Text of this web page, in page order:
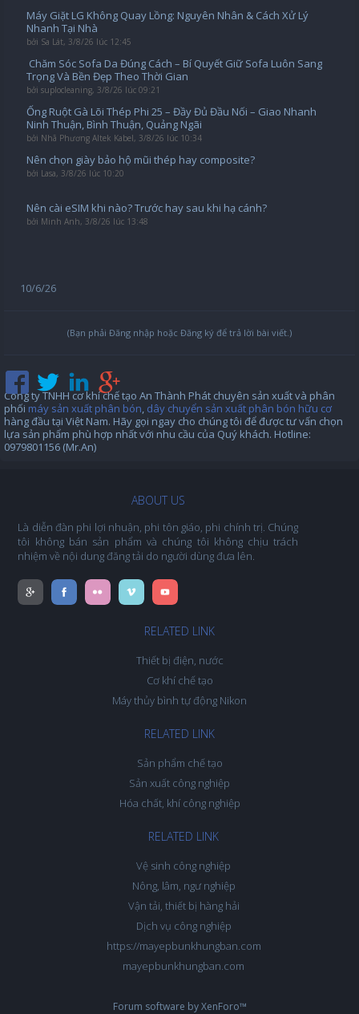
Máy Giặt LG Không Quay Lồng: Nguyên Nhân & Cách Xử Lý
Nhanh Tại Nhà
bởi Sa Lát, 3/8/26 lúc 12:45
️ Chăm Sóc Sofa Da Đúng Cách – Bí Quyết Giữ Sofa Luôn Sang
Trọng Và Bền Đẹp Theo Thời Gian
bởi suplocleaning, 3/8/26 lúc 09:21
Ống Ruột Gà Lõi Thép Phi 25 – Đầy Đủ Đầu Nối – Giao Nhanh
Ninh Thuận, Bình Thuận, Quảng Ngãi
bởi Nhã Phương Altek Kabel, 3/8/26 lúc 10:34
Nên chọn giày bảo hộ mũi thép hay composite?
bởi Lasa, 3/8/26 lúc 10:20
Nên cài eSIM khi nào? Trước hay sau khi hạ cánh?
bởi Minh Anh, 3/8/26 lúc 13:48
10/6/26
(Bạn phải Đăng nhập hoặc Đăng ký để trả lời bài viết.)
Công ty TNHH cơ khí chế tạo An Thành Phát chuyên sản xuất và phân
phối máy sản xuất phân bón, dây chuyển sản xuất phân bón hữu cơ
hàng đầu tại Việt Nam. Hãy gọi ngay cho chúng tôi để được tư vấn chọn
lựa sản phẩm phù hợp nhất với nhu cầu của Quý khách. Hotline:
0979801156 (Mr.An)
ABOUT US
Là diễn đàn phi lợi nhuận, phi tôn giáo, phi chính trị. Chúng
tôi không bán sản phẩm và chúng tôi không chịu trách
nhiệm về nội dung đăng tải do người dùng đưa lên.
RELATED LINK
Thiết bị điện, nước
Cơ khí chế tạo
Máy thủy bình tự động Nikon
RELATED LINK
Sản phẩm chế tạo
Sản xuất công nghiệp
Hóa chất, khí công nghiệp
RELATED LINK
Vệ sinh công nghiệp
Nông, lâm, ngư nghiệp
Vận tải, thiết bị hàng hải
Dịch vụ công nghiệp
https://mayepbunkhungban.com
mayepbunkhungban.com
Forum software by XenForo™